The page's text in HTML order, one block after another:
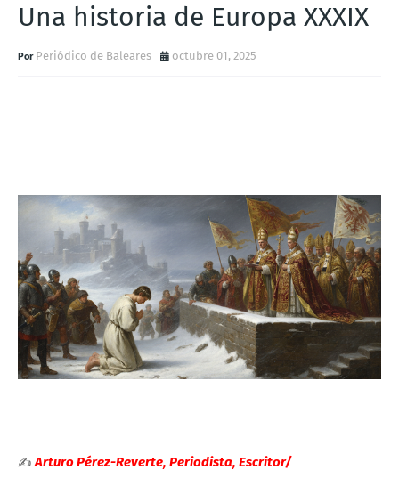
Una historia de Europa XXXIX
Periódico de Baleares octubre 01, 2025
✍Arturo Pérez-Reverte, Periodista, Escritor/